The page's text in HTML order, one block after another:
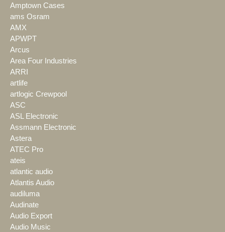
Amptown Cases
ams Osram
AMX
APWPT
Arcus
Area Four Industries
ARRI
artlife
artlogic Crewpool
ASC
ASL Electronic
Assmann Electronic
Astera
ATEC Pro
ateis
atlantic audio
Atlantis Audio
audiluma
Audinate
Audio Export
Audio Music